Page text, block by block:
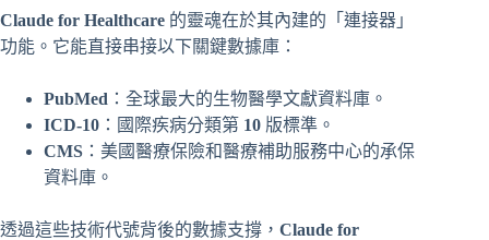
Claude for Healthcare 的靈魂在於其內建的「連接器」
功能。它能直接串接以下關鍵數據庫：
PubMed ：全球最大的生物醫學文獻資料庫。
ICD-10 ：國際疾病分類第 10 版標準。
CMS ：美國醫療保險和醫療補助服務中心的承保
資料庫。
透過這些技術代號背後的數據支撐， Claude for